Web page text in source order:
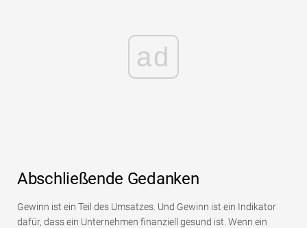
ad
Abschließende Gedanken
Gewinn ist ein Teil des Umsatzes. Und Gewinn ist ein Indikator
dafür, dass ein Unternehmen finanziell gesund ist. Wenn ein